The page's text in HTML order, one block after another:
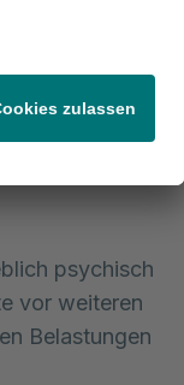
Organe an
und
psychisch
vor weiteren
Belastungen